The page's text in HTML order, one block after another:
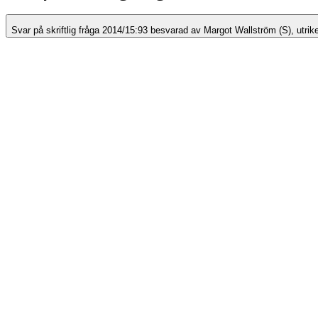
Svar på skriftlig fråga 2014/15:93 besvarad av Margot Wallström (S),